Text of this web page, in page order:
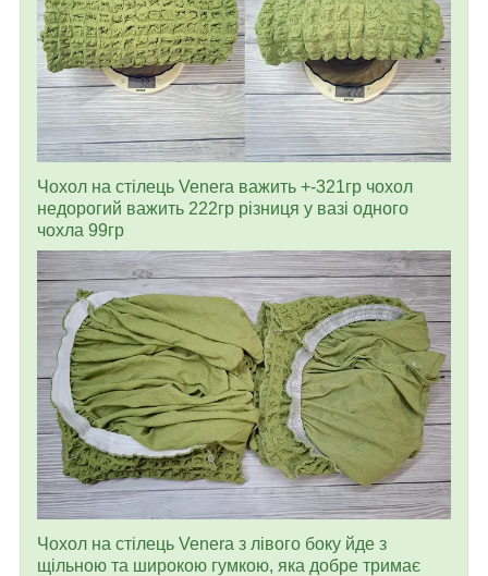
Чохол на стілець Venera важить +-321гр чохол
недорогий важить 222гр різниця у вазі одного
чохла 99гр
Чохол на стілець Venera з лівого боку йде з
щільною та широкою гумкою, яка добре тримає